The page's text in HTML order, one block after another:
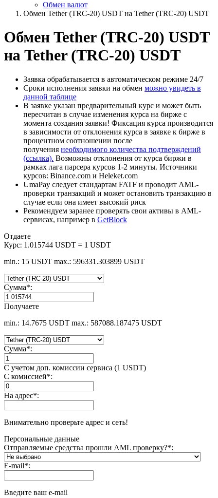
Обмен валют
Обмен Tether (TRC-20) USDT на Tether (TRC-20) USDT
Обмен Tether (TRC-20) USDT
на Tether (TRC-20) USDT
Заявка обрабатывается в автоматическом режиме 24/7
Сроки исполнения заявки на обмен можно увидеть в
данной таблице
В заявке указан предварительный курс и может быть
пересчитан в случае изменения курса на бирже с
момента создания заявки! Фиксация курса производится
в зависимости от отклонения курса в заявке к бирже в
процентном соотношении после
получения необходимого количества подтверждений
(ссылка). Возможны отклонения от курса биржи в
рамках лага парсера курсов 1-2 минуты. Источники
курсов: Binance.com и Heleket.com
UmaPay следует стандартам FATF и проводит AML-
проверки транзакций и может остановить транзакцию в
случае если она имеет высокий риск
Рекомендуем заранее проверять свои активы в AML-
сервисах, например в GetBlock
Отдаете
Курс: 1.015744 USDT = 1 USDT
min.: 15 USDT max.: 596331.303899 USDT
Сумма*:
Получаете
min.: 14.7675 USDT max.: 587088.187475 USDT
Сумма*:
С учетом доп. комиссии сервиса (1 USDT)
С комиссией*:
На адрес*:
Внимательно проверьте адрес и сеть!
Персональные данные
Отправляемые средства прошли AML проверку?*:
E-mail*:
Введите ваш e-mail